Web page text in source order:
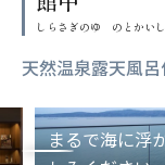
天然温泉露天風